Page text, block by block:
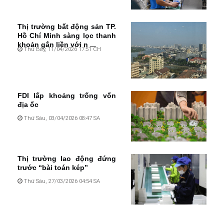
Thị trường bất động sản TP.
Hồ Chí Minh sàng lọc thanh
khoản gắn liền với n ...
Thứ Bảy, 11/04/2026 17:51 CH
FDI lấp khoảng trống vốn
địa ốc
Thứ Sáu, 03/04/2026 08:47 SA
Thị trường lao động đứng
trước “bài toán kép”
Thứ Sáu, 27/03/2026 04:54 SA